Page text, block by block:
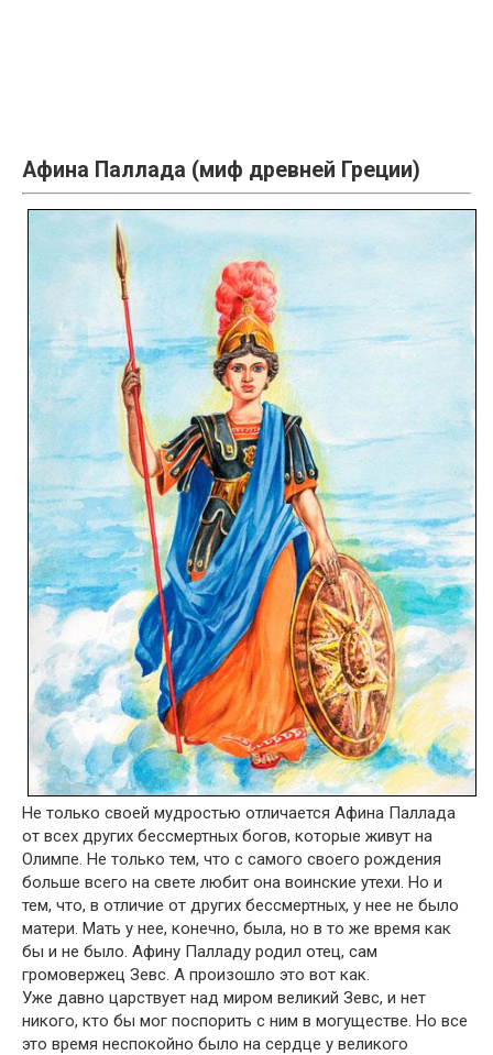
Афина Паллада (миф древней Греции)
Не только своей мудростью отличается Афина Паллада
от всех других бессмертных богов, которые живут на
Олимпе. Не только тем, что с самого своего рождения
больше всего на свете любит она воинские утехи. Но и
тем, что, в отличие от других бессмертных, у нее не было
матери. Мать у нее, конечно, была, но в то же время как
бы и не было. Афину Палладу родил отец, сам
громовержец Зевс. А произошло это вот как.
Уже давно царствует над миром великий Зевс, и нет
никого, кто бы мог поспорить с ним в могуществе. Но все
это время неспокойно было на сердце у великого